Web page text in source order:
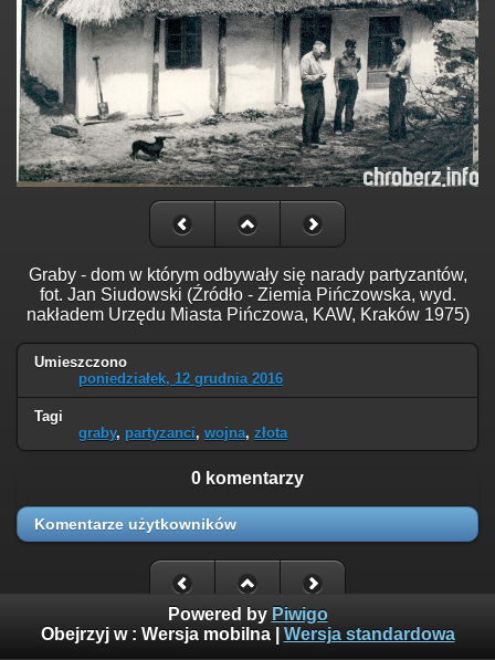
Graby - dom w którym odbywały się narady partyzantów,
fot. Jan Siudowski (Źródło - Ziemia Pińczowska, wyd.
nakładem Urzędu Miasta Pińczowa, KAW, Kraków 1975)
Umieszczono
poniedziałek, 12 grudnia 2016
Tagi
graby, partyzanci, wojna, złota
0 komentarzy
Komentarze użytkowników
Powered by Piwigo
Obejrzyj w : Wersja mobilna| Wersja standardowa